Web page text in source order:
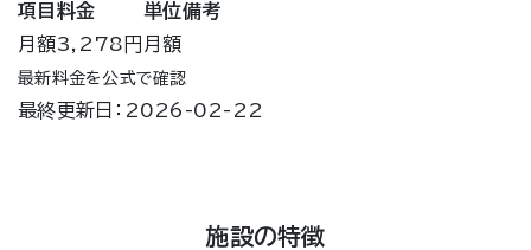
項目 料金 単位備考
月額3,278円 月額
最新料金を公式で確認
最終更新日：2026-02-22
施設の特徴